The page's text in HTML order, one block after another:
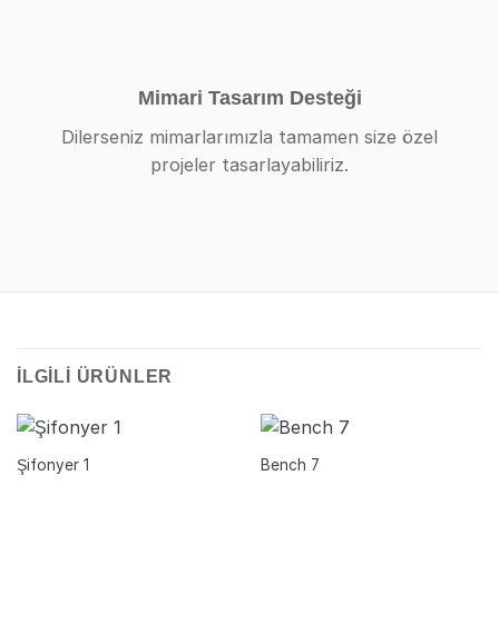
Mimari Tasarım Desteği
Dilerseniz mimarlarımızla tamamen size özel
projeler tasarlayabiliriz.
İLGILI ÜRÜNLER
Şifonyer 1 Bench 7